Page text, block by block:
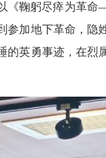
《鞠躬尽瘁为革命
参加地下革命，隐
的英勇事迹，在烈